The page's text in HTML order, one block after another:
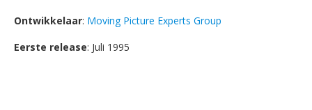
Ontwikkelaar: Moving Picture Experts Group
Eerste release: Juli 1995